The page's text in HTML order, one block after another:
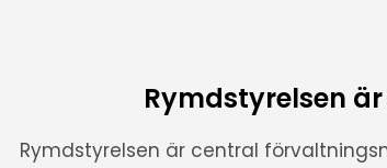
Rymdstyrelsen
Rymdstyrelsen är central